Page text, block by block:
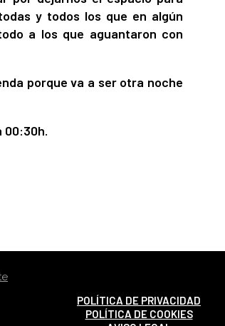
y todos los que en algún
a los que aguantaron con
porque va a ser otra noche
00:30h.
POLÍTICA DE PRIVACIDAD
POLÍTICA DE COOKIES